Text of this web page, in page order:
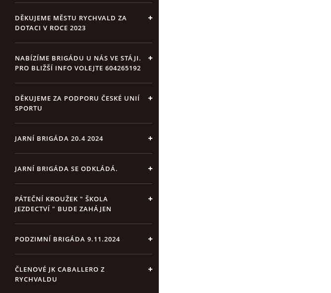
DĚKUJEME MĚSTU RYCHVALD ZA
DOTACI V ROCE 2023
NABÍZÍME BRIGÁDU U NÁS VE STÁJI.
PRO BLIŽŠÍ INFO VOLEJTE 604265192
DĚKUJEME ZA PODPORU ČESKÉ UNIÍ
SPORTU
JARNÍ BRIGÁDA 20.4 2024
JARNÍ BRIGÁDA SE ODKLÁDÁ.
PÁTEČNÍ KROUŽEK " ŠKOLA
JEZDECTVÍ " BUDE ZAHÁJEN
PODZIMNÍ BRIGÁDA 9.11.2024
ČLENOVÉ JK CABALLERO Z
RYCHVALDU